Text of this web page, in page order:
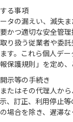
る事項
タの漏えい、滅失
かつ適切な安全管
り扱う従業者や委
す。これら個人デ
保護規則」を定め、
示等の手続き
たはその代理人か
、訂正、利用停止
場合を除き、遅滞な